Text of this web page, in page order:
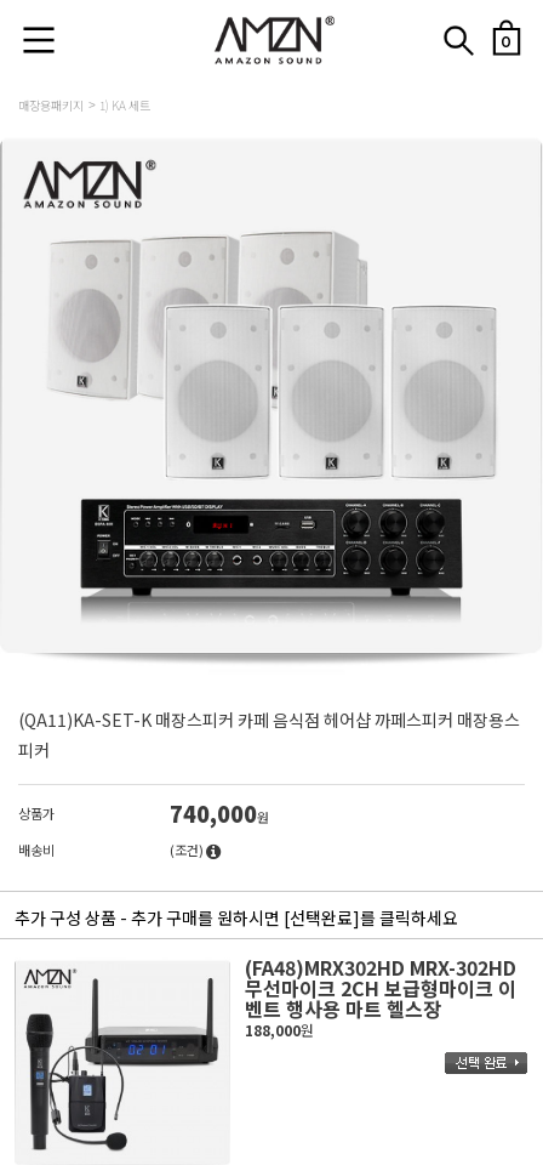
0
매장용패키지 1) KA 세트
(QA11)KA-SET-K 매장스피커 카페 음식점 헤어샵 까페스피커 매장용스
피커
상품가 740,000원
배송비
(조건)
추가 구성 상품 - 추가 구매를 원하시면 [선택완료]를 클릭하세요
(FA48)MRX302HD MRX-302HD
무선마이크 2CH 보급형마이크 이
벤트 행사용 마트 헬스장
188,000원